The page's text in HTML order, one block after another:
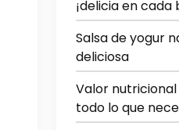
¡delicia en cada
Salsa de yogur
deliciosa
Valor
todo lo que